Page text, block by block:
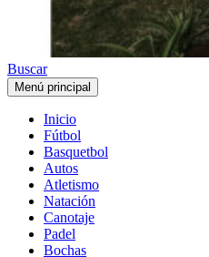
Buscar
Menú principal
Inicio
Fútbol
Basquetbol
Autos
Atletismo
Natación
Canotaje
Padel
Bochas